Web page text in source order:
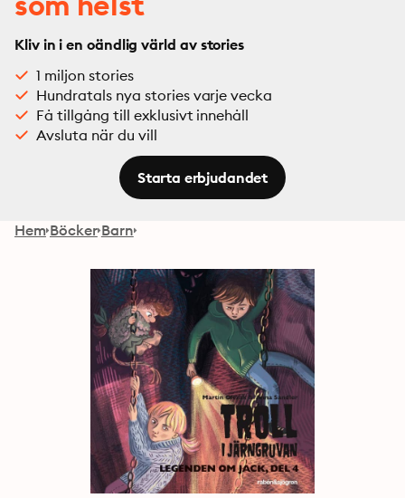
Kliv in i en oändlig värld av stories
1 miljon stories
Hundratals nya stories varje vecka
Få tillgång till exklusivt innehåll
Avsluta när du vill
Starta erbjudandet
Hem Böcker Barn